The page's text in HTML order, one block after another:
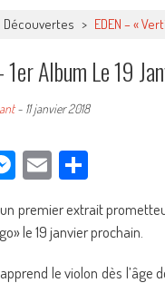
Découvertes > EDEN – «
Album Le 19
- 11 janvier 2018
Messenger
Email
premier extrait
le 19 janvier prochain.
le violon dès